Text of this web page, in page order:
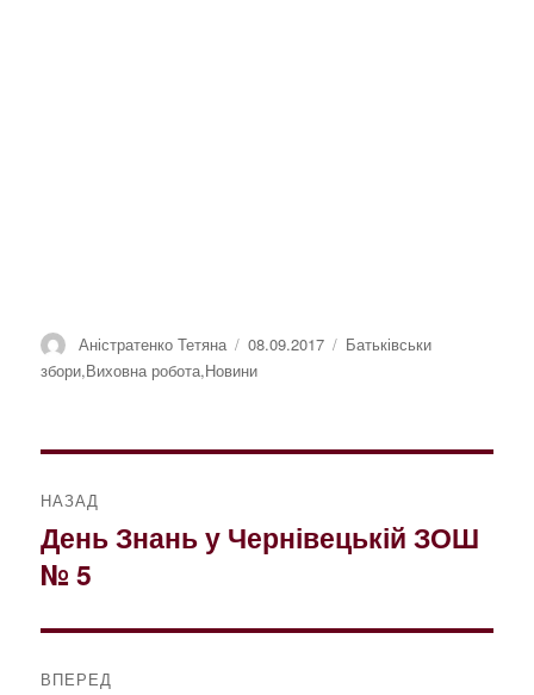
Автор
Аністратенко Тетяна Оприлюднено
08.09.2017 Категорії
Батьківськи
збори,Виховна робота,Новини
записів
НАЗАД
Попередній
запис:
День Знань у Чернівецькій ЗОШ
№ 5
ВПЕРЕД